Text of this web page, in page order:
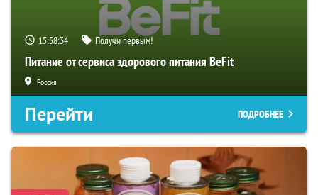
15:58:33 Получи первым!
Питание от сервиса здорового питания BeFit
Россия
Перейти ПОДРОБНЕЕ